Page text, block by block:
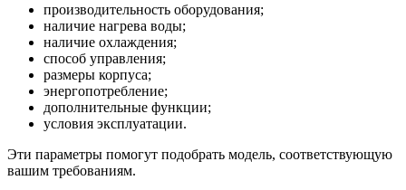
производительность оборудования;
наличие нагрева воды;
наличие охлаждения;
способ управления;
размеры корпуса;
энергопотребление;
дополнительные функции;
условия эксплуатации.
Эти параметры помогут подобрать модель, соответствующую
вашим требованиям.